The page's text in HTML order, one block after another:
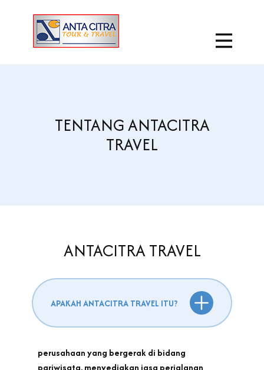
TENTANG ANTACITRA
TRAVEL
ANTACITRA TRAVEL
APAKAH ANTACITRA TRAVEL ITU?
perusahaan yang bergerak di bidang
pariwisata, menyediakan jasa perjalanan